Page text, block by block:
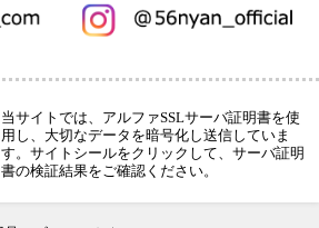
当サイトでは、アルファSSLサーバ証明書を使
用し、大切なデータを暗号化し送信していま
す。サイトシールをクリックして、サーバ証明
書の検証結果をご確認ください。